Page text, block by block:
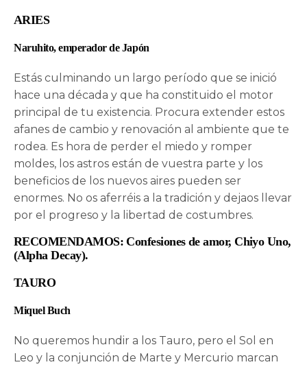
ARIES
Naruhito, emperador de Japón
Estás culminando un largo período que se inició
hace una década y que ha constituido el motor
principal de tu existencia. Procura extender estos
afanes de cambio y renovación al ambiente que te
rodea. Es hora de perder el miedo y romper
moldes, los astros están de vuestra parte y los
beneficios de los nuevos aires pueden ser
enormes. No os aferréis a la tradición y dejaos llevar
por el progreso y la libertad de costumbres.
RECOMENDAMOS: Confesiones de amor, Chiyo Uno,
(Alpha Decay).
TAURO
Miquel Buch
No queremos hundir a los Tauro, pero el Sol en
Leo y la conjunción de Marte y Mercurio marcan